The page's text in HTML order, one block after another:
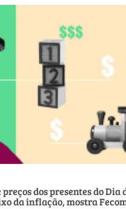
dos presentes do Dia
da inflação, mostra